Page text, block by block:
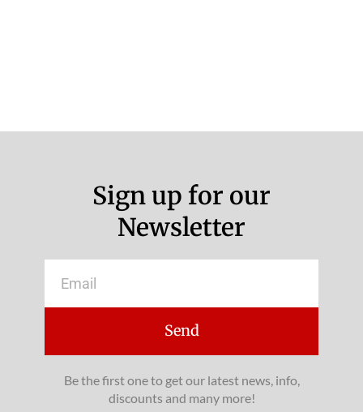
Sign up for our
Newsletter
Send
Be the first one to get our latest news, info,
discounts and many more!